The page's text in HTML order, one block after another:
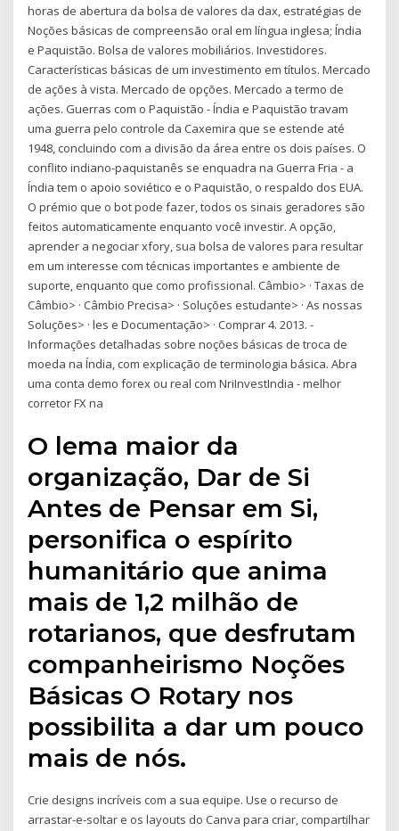
horas de abertura da bolsa de valores da dax, estratégias de
Noções básicas de compreensão oral em língua inglesa; Índia
e Paquistão. Bolsa de valores mobiliários. Investidores.
Características básicas de um investimento em títulos. Mercado
de ações à vista. Mercado de opções. Mercado a termo de
ações. Guerras com o Paquistão - Índia e Paquistão travam
uma guerra pelo controle da Caxemira que se estende até
1948, concluindo com a divisão da área entre os dois países. O
conflito indiano-paquistanês se enquadra na Guerra Fria - a
Índia tem o apoio soviético e o Paquistão, o respaldo dos EUA.
O prémio que o bot pode fazer, todos os sinais geradores são
feitos automaticamente enquanto você investir. A opção,
aprender a negociar xfory, sua bolsa de valores para resultar
em um interesse com técnicas importantes e ambiente de
suporte, enquanto que como profissional. Câmbio> · Taxas de
Câmbio> · Câmbio Precisa> · Soluções estudante> · As nossas
Soluções> · les e Documentação> · Comprar 4. 2013. -
Informações detalhadas sobre noções básicas de troca de
moeda na Índia, com explicação de terminologia básica. Abra
uma conta demo forex ou real com NriInvestIndia - melhor
corretor FX na
O lema maior da
organização, Dar de Si
Antes de Pensar em Si,
personifica o espírito
humanitário que anima
mais de 1,2 milhão de
rotarianos, que desfrutam
companheirismo Noções
Básicas O Rotary nos
possibilita a dar um pouco
mais de nós.
Crie designs incríveis com a sua equipe. Use o recurso de
arrastar-e-soltar e os layouts do Canva para criar, compartilhar